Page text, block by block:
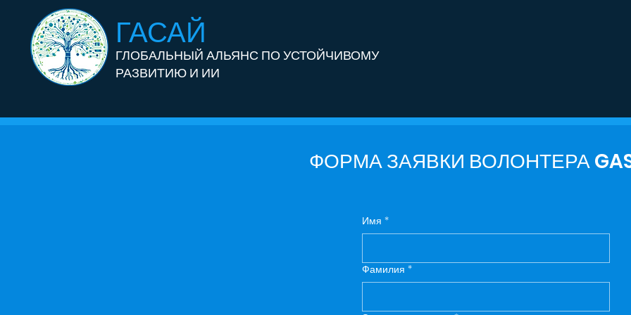
ГЛОБАЛЬНЫЙ АЛЬЯНС ПО УСТОЙЧИВОМУ
РАЗВИТИЮ И ИИ
ГАСАЙ
ФОРМА ЗАЯВКИ ВОЛОНТЕРА
Имя *
Фамилия *